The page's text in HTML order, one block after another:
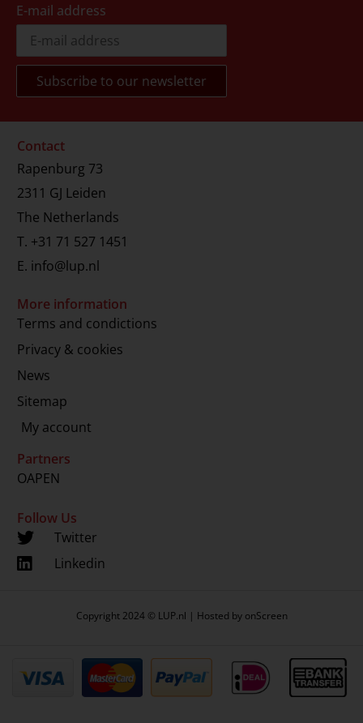
E-mail address
Contact
Rapenburg 73
2311 GJ Leiden
The Netherlands
T. +31 71 527 1451
E. info@lup.nl
More information
Terms and condictions
Privacy & cookies
News
Sitemap
My account
Partners
OAPEN
Follow Us
Twitter
Linkedin
Copyright 2024 © LUP.nl | Hosted by onScreen